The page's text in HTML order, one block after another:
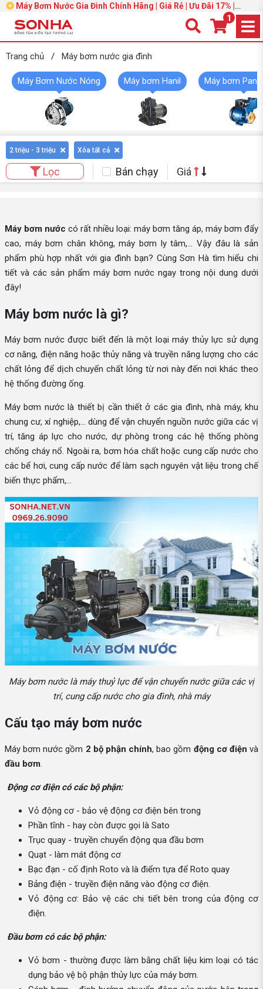
Máy Bơm Nước Gia Đình Chính Hãng | Giá Rẻ | Ưu Đãi 17% |
1
Trang chủ / Máy bơm nước gia đình
Máy Bơm Nước Nóng Máy bơm Hanil Máy bơm
2 triệu - 3 triệu Xóa tất cả
Lọc Bán chạy Giá
Máy bơm nước có rất nhiều loại: máy bơm tăng áp, máy bơm đẩy
cao, máy bơm chân không, máy bơm ly tâm,... Vậy đâu là sản
phẩm phù hợp nhất với gia đình bạn? Cùng Sơn Hà tìm hiểu chi
tiết và các sản phẩm máy bơm nước ngay trong nội dung dưới
đây!
Máy bơm nước là gì?
Máy bơm nước được biết đến là một loại máy thủy lực sử dụng
cơ năng, điện năng hoặc thủy năng và truyền năng lượng cho các
chất lỏng để dịch chuyển chất lỏng từ nơi này đến nơi khác theo
hệ thống đường ống.
Máy bơm nước là thiết bị cần thiết ở các gia đình, nhà máy, khu
chung cư, xí nghiệp,... dùng để vận chuyển nguồn nước giữa các vị
trí, tăng áp lực cho nước, dự phòng trong các hệ thống phòng
chống cháy nổ. Ngoài ra, bơm hóa chất hoặc cung cấp nước cho
các bể hơi, cung cấp nước để làm sạch nguyên vật liệu trong chế
biến thực phẩm,...
Máy bơm nước là máy thuỷ lực để vận chuyển nước giữa các vị
trí, cung cấp nước cho gia đình, nhà máy
Cấu tạo máy bơm nước
Máy bơm nước gồm 2 bộ phận chính, bao gồm động cơ điện và
đầu bơm
Động cơ điện có các bộ phận:
Vỏ động cơ - bảo vệ động cơ điện bên trong
Phần tĩnh - hay còn được gọi là Sato
Trục quay - truyền chuyển động qua đầu bơm
Quạt - làm mát động cơ
Bạc đạn - cố định Roto và là điểm tựa để Roto quay
Bảng điện - truyền điện năng vào động cơ điện.
Vỏ động cơ: Bảo vệ các chi tiết bên trong của động cơ
điện.
Đầu bơm có các bộ phận:
Vỏ bơm - thường được làm bằng chất liệu kim loại có tác
dụng bảo vệ bộ phận thủy lực của máy bơm.